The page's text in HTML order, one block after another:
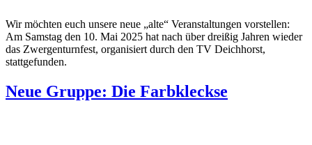
Wir möchten euch unsere neue „alte“ Veranstaltungen vorstellen:
Am Samstag den 10. Mai 2025 hat nach über dreißig Jahren wieder
das Zwergenturnfest, organisiert durch den TV Deichhorst,
stattgefunden.
Neue Gruppe: Die Farbkleckse